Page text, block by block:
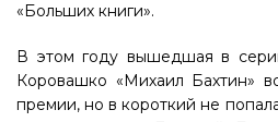
«Больших книги».
В этом году вышедшая в
Коровашко «Михаил Бахтин»
премии, но в короткий не